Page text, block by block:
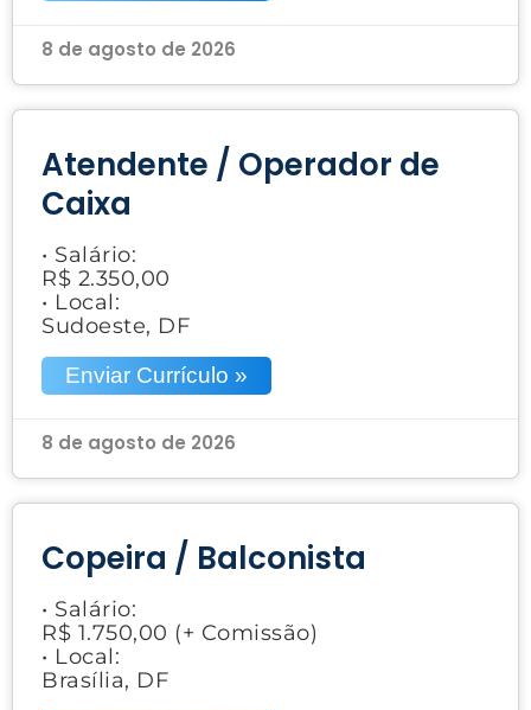
8 de agosto de 2026
Atendente / Operador de
Caixa
• Salário:
R$ 2.350,00
• Local:
Sudoeste, DF
Enviar Currículo »
8 de agosto de 2026
Copeira / Balconista
• Salário:
R$ 1.750,00 (+ Comissão)
• Local:
Brasília, DF